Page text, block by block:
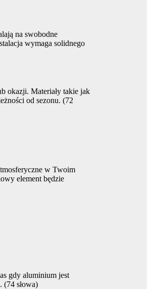
na swobodne
wymaga solidnego
okazji. Materiały takie jak
od sezonu. (72
w Twoim
element będzie
gdy aluminium jest
(74 słowa)